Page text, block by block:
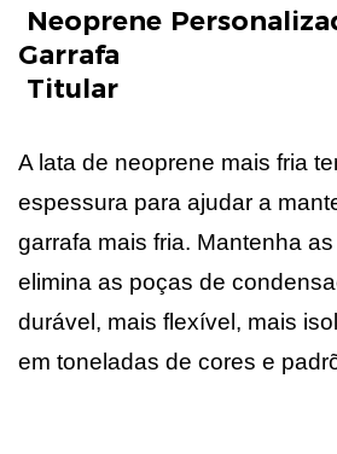
Neoprene
Titular
A lata de neoprene mais fria
espessura para ajudar a
garrafa mais fria. Mantenha
elimina as poças de
durável, mais flexível, mais
em toneladas de cores e